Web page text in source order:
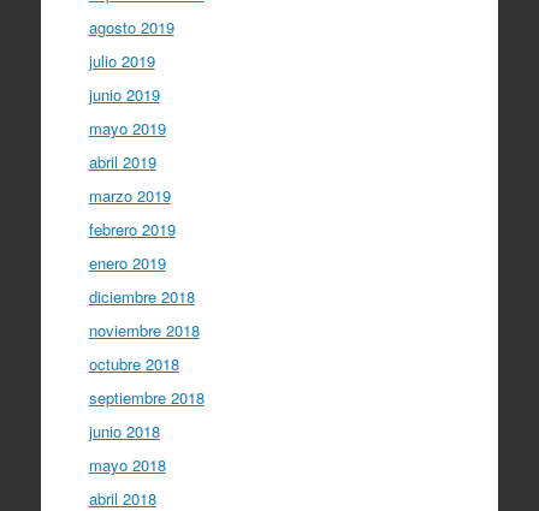
agosto 2019
julio 2019
junio 2019
mayo 2019
abril 2019
marzo 2019
febrero 2019
enero 2019
diciembre 2018
noviembre 2018
octubre 2018
septiembre 2018
junio 2018
mayo 2018
abril 2018